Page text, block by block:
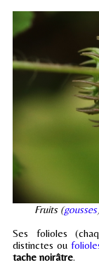
Fruits (gousses
Ses folioles
distinctes ou
tache noirâtre.